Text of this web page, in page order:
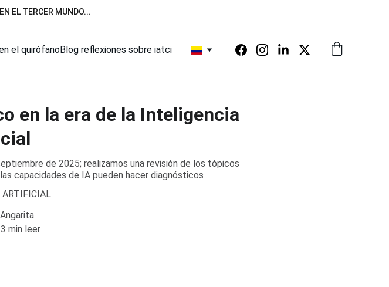
EL TERCER MUNDO...
el quirófanoBlog reflexiones sobre iatci
en la era de la Inteligencia
de 2025; realizamos una revisión de los tópicos
capacidades de IA pueden hacer diagnósticos .
ARTIFICIAL
3 min leer